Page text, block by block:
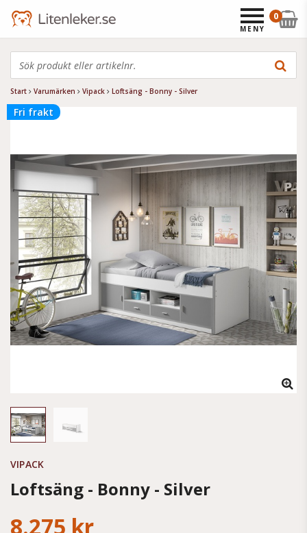
Start Varumärken Vipack Loftsäng - Bonny - Silver
Fri frakt
VIPACK
Loftsäng - Bonny - Silver
8.275 kr
0
MENY